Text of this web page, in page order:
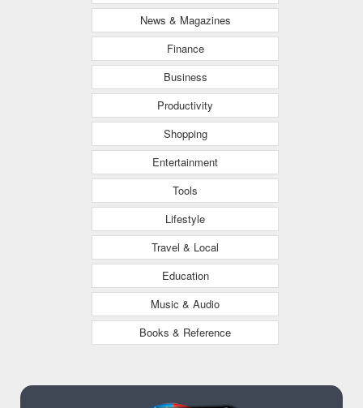
News & Magazines
Finance
Business
Productivity
Shopping
Entertainment
Tools
Lifestyle
Travel & Local
Education
Music & Audio
Books & Reference